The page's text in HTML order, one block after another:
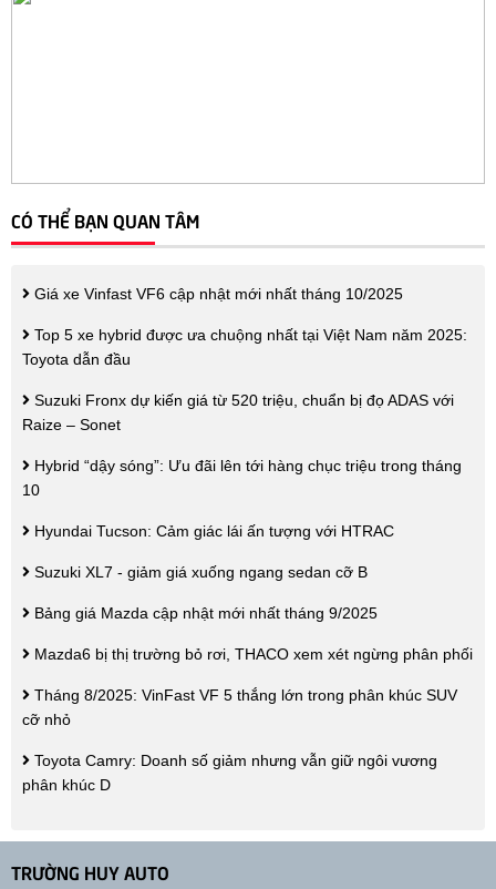
CÓ THỂ BẠN QUAN TÂM
Giá xe Vinfast VF6 cập nhật mới nhất tháng 10/2025
Top 5 xe hybrid được ưa chuộng nhất tại Việt Nam năm 2025:
Toyota dẫn đầu
Suzuki Fronx dự kiến giá từ 520 triệu, chuẩn bị đọ ADAS với
Raize – Sonet
Hybrid “dậy sóng”: Ưu đãi lên tới hàng chục triệu trong tháng
10
Hyundai Tucson: Cảm giác lái ấn tượng với HTRAC
Suzuki XL7 - giảm giá xuống ngang sedan cỡ B
Bảng giá Mazda cập nhật mới nhất tháng 9/2025
Mazda6 bị thị trường bỏ rơi, THACO xem xét ngừng phân phối
Tháng 8/2025: VinFast VF 5 thắng lớn trong phân khúc SUV
cỡ nhỏ
Toyota Camry: Doanh số giảm nhưng vẫn giữ ngôi vương
phân khúc D
TRƯỜNG HUY AUTO